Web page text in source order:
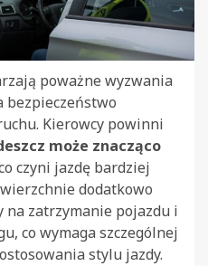
poważne wyzwania
bezpieczeństwo
Kierowcy powinni
może znacząco
czyni jazdę bardziej
dodatkowo
na zatrzymanie pojazdu i
co wymaga szczególnej
stylu jazdy.